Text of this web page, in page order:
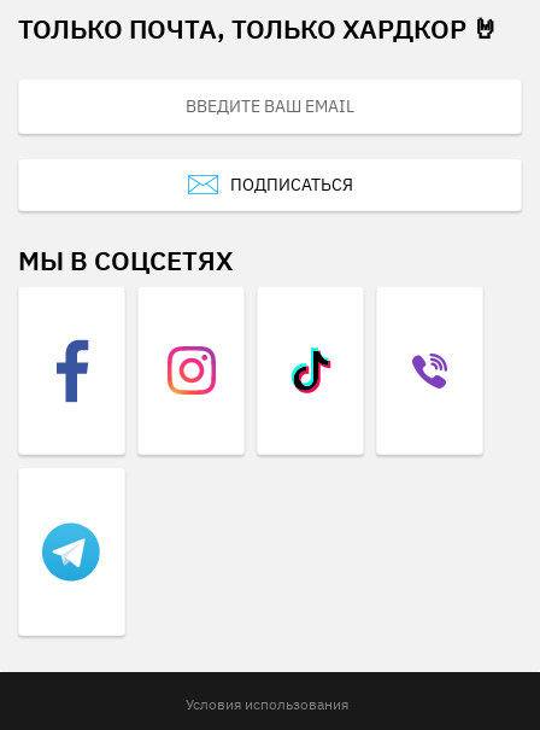
ТОЛЬКО ПОЧТА, ТОЛЬКО ХАРДКОР 🤘
ПОДПИСАТЬСЯ
МЫ В СОЦСЕТЯХ
Условия использования